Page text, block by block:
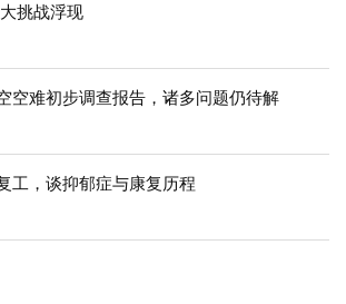
挑战浮现
空难初步调查报告，诸多问题仍待解
工，谈抑郁症与康复历程